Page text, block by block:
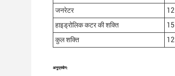
जनरेटर
12
हाइड्रोलिक कटर की शक्ति
15
कुल शक्ति
अनुप्रयोग: